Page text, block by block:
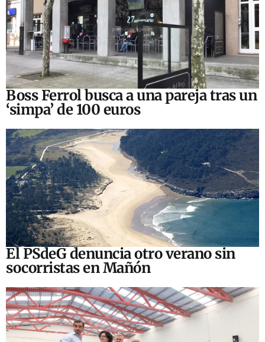
Boss Ferrol busca a una pareja tras un
‘simpa’ de 100 euros
El PSdeG denuncia otro verano sin
socorristas en Mañón